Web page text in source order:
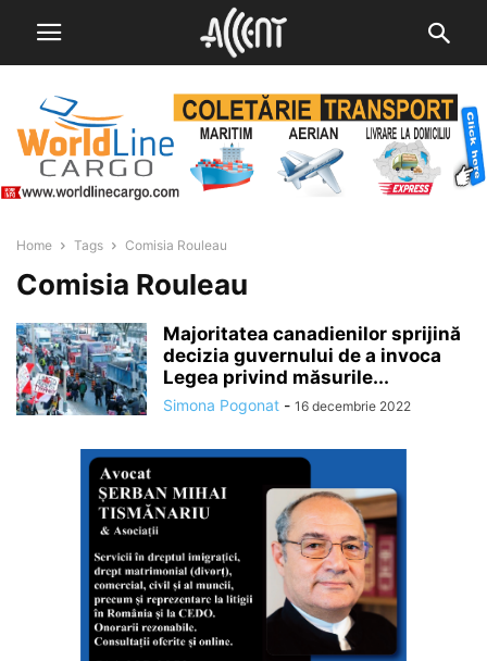
Home Tags Comisia Rouleau
Comisia Rouleau
Majoritatea canadienilor sprijină
decizia guvernului de a invoca
Legea privind măsurile...
Simona Pogonat - 16 decembrie 2022